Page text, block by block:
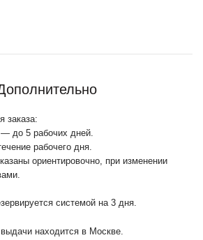
заказа:
до 5 рабочих дней.
рабочего дня.
ориентировочно, при изменении
системой на 3 дня.
находится в Москве.